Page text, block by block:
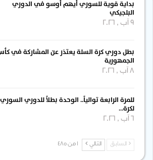
بداية قوية للسوري أيهم أوسو في الدوري
البلجيكي
بطل دوري كرة السلة يعتذر عن المشاركة في كأس
الجمهورية
للمرة الرابعة توالياً.. الوحدة بطلاً للدوري السوري
لكرة…
السابق التالي